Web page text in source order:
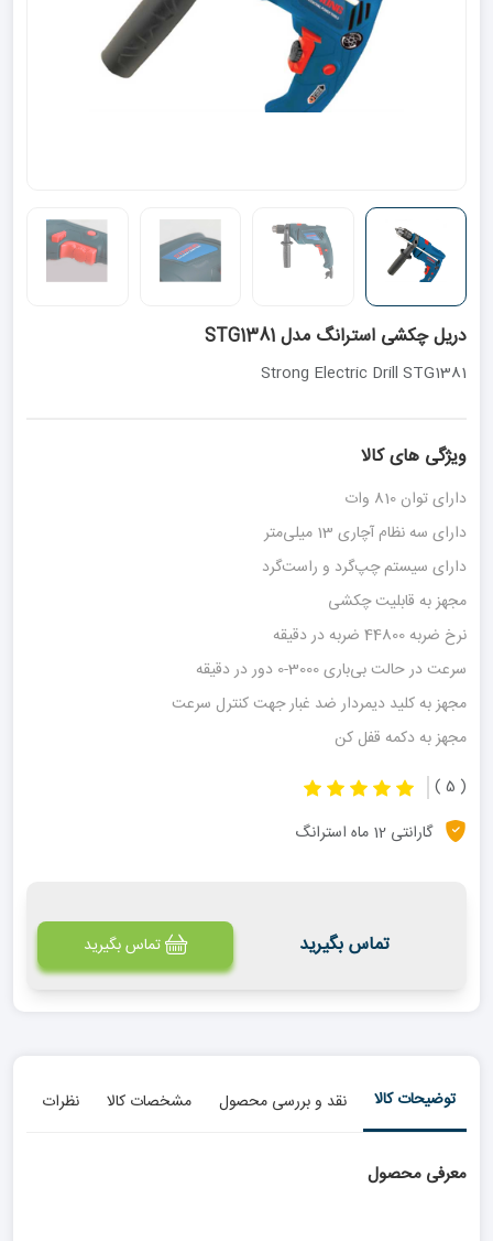
دریل چکشی استرانگ مدل STG1381
Strong Electric Drill STG1381
ویژگی های کالا
دارای توان 810 وات
دارای سه نظام آچاری 13 میلی‌متر
دارای سیستم چپ‌گرد و راست‌گرد
مجهز به قابلیت چکشی
نرخ ضربه 44800 ضربه در دقیقه
سرعت در حالت بی‌باری 3000-0 دور در دقیقه
مجهز به کلید دیمردار ضد غبار جهت کنترل سرعت
مجهز به دکمه قفل کن
آرمیچر و بالشتک مقاوم مطابق با استاندارد CE اتحادیه اروپا
( 5 )
گارانتی 12 ماه استرانگ
تماس بگیرید تماس بگیرید
توضیحات کالا نقد و بررسی محصول مشخصات کالا نظرات
معرفی محصول